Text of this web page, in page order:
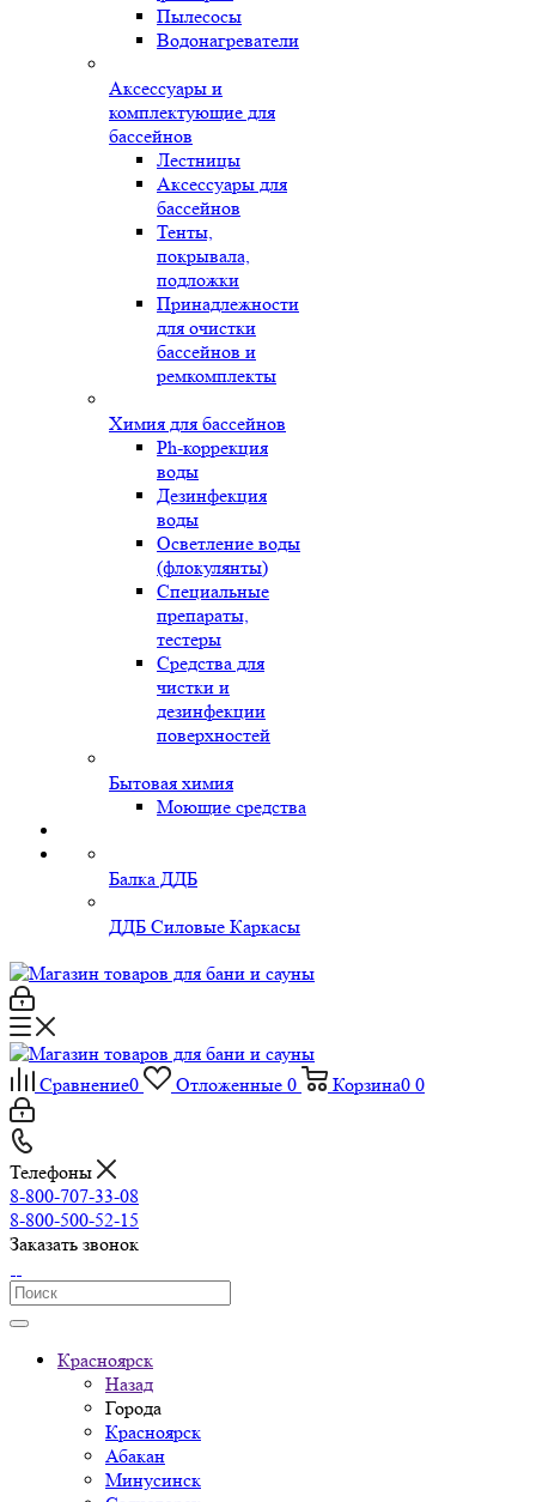
Пылесосы
Водонагреватели
Аксессуары и
комплектующие для
бассейнов
Лестницы
Аксессуары для
бассейнов
Тенты,
покрывала,
подложки
Принадлежности
для очистки
бассейнов и
ремкомплекты
Химия для бассейнов
Ph-коррекция
воды
Дезинфекция
воды
Осветление воды
(флокулянты)
Специальные
препараты,
тестеры
Средства для
чистки и
дезинфекции
поверхностей
Бытовая химия
Моющие средства
Балка ДДБ
ДДБ Силовые Каркасы
Сравнение0 Отложенные 0 Корзина0 0
Телефоны
8-800-707-33-08
8-800-500-52-15
Заказать звонок
Красноярск
Назад
Города
Красноярск
Абакан
Минусинск